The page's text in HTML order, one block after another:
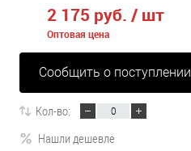
2 175 руб. / шт
Оптовая цена
Сообщить о поступлении
Кол-во:
Нашли дешевле